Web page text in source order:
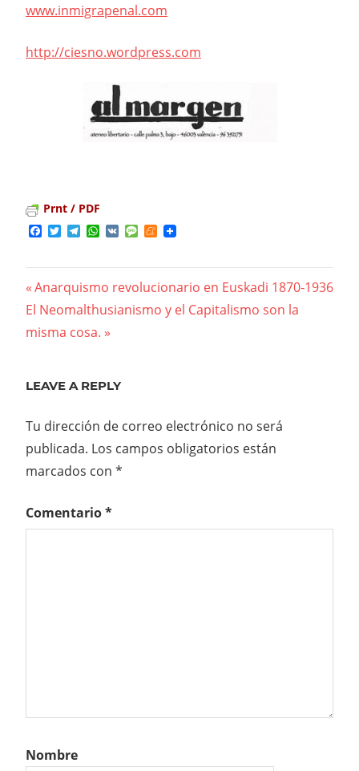
www.inmigrapenal.com
http://ciesno.wordpress.com
Prnt / PDF
Facebook
TwitterTelegram
WhatsApp
VK MessageMeneame
Navegación
de
Previous
Post:
Anarquismo revolucionario en Euskadi 1870-1936
Next
Post:
El Neomalthusianismo y el Capitalismo son la
misma cosa.
LEAVE A REPLY
Tu dirección de correo electrónico no será
publicada. Los campos obligatorios están
marcados con *
Comentario*
Nombre